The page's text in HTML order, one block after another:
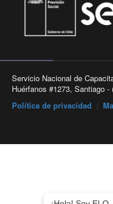
Servicio Nacional de
Huérfanos #1273, Santiago
Política de privacidad